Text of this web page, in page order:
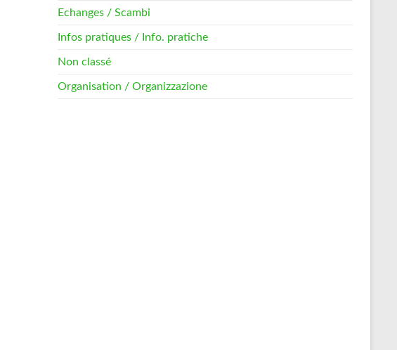
Echanges / Scambi
Infos pratiques / Info. pratiche
Non classé
Organisation / Organizzazione